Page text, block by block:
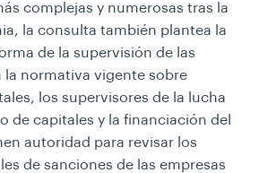
complejas y numerosas tras la
la consulta también plantea la
de la supervisión de las
la normativa vigente sobre
los supervisores de la lucha
de capitales y la financiación del
autoridad para revisar los
de sanciones de las empresas